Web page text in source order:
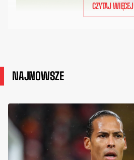
CZYTAJ WIĘCEJ
NAJNOWSZE